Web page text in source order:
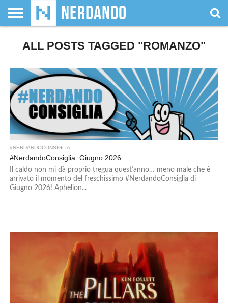
SIAMO
GIOCHI
DA
GIOCHI
DI
VIDEOGAMES
FILM
&
FUMETTI
& LIBRI
MAGIC:
THE
DUNGEONS
&
WRESTLING
NERDANDO
AWARDS
BOLLINI
ALL POSTS TAGGED "ROMANZO"
#NERDANDOCONSIGLIA
#NerdandoConsiglia: Giugno 2026
Il caldo non mi dà proprio tregua quest’anno… meno male che è
arrivato il momento del freschissimo #NerdandoConsiglia di
Giugno 2026! Aphelion...